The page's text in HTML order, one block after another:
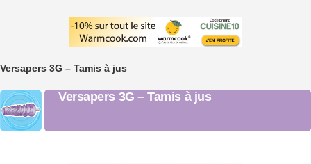
Versapers 3G – Tamis à jus
Versapers 3G – Tamis à jus